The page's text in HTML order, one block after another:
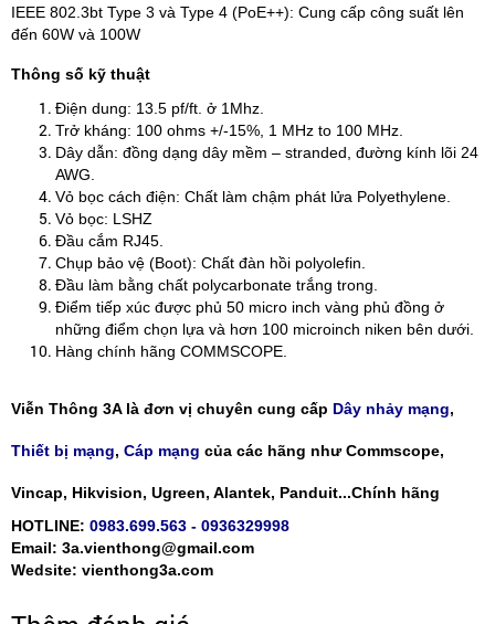
IEEE 802.3bt Type 3 và Type 4 (PoE++): Cung cấp công suất lên
đến 60W và 100W
Thông số kỹ thuật
Điện dung: 13.5 pf/ft. ở 1Mhz.
Trở kháng: 100 ohms +/-15%, 1 MHz to 100 MHz.
Dây dẫn: đồng dạng dây mềm – stranded, đường kính lõi 24
AWG.
Vỏ bọc cách điện: Chất làm chậm phát lửa Polyethylene.
Vỏ bọc: LSHZ
Đầu cắm RJ45.
Chụp bảo vệ (Boot): Chất đàn hồi polyolefin.
Đầu làm bằng chất polycarbonate trắng trong.
Điểm tiếp xúc được phủ 50 micro inch vàng phủ đồng ở
những điểm chọn lựa và hơn 100 microinch niken bên dưới.
Hàng chính hãng COMMSCOPE.
Viễn Thông 3A là đơn vị chuyên cung cấp Dây nhảy mạng,
Thiết bị mạng, Cáp mạng của các hãng như Commscope,
Vincap, Hikvision, Ugreen, Alantek, Panduit...Chính hãng
HOTLINE: 0983.699.563 - 0936329998
Email: 3a.vienthong@gmail.com
Wedsite: vienthong3a.com